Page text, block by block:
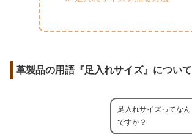
革製品の用語『足入れサイズ』について
足入れサイズってなん
ですか？